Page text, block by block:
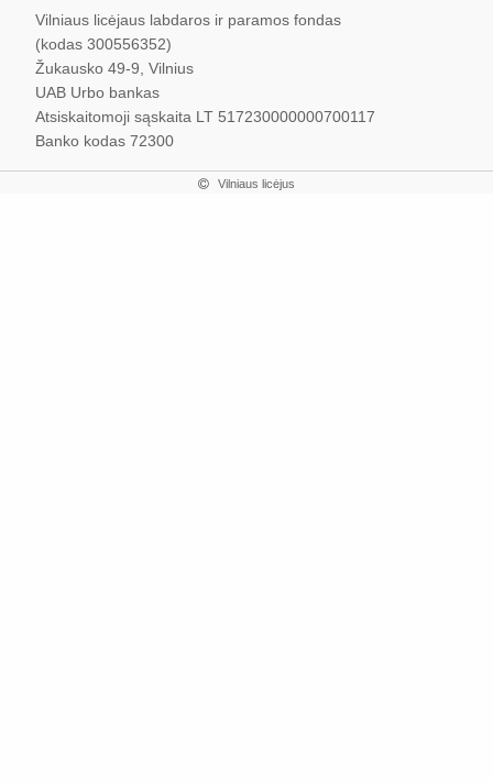
Vilniaus licėjaus labdaros ir paramos fondas
(kodas 300556352)
Žukausko 49-9, Vilnius
UAB Urbo bankas
Atsiskaitomoji sąskaita LT 517230000000700117
Banko kodas 72300
Vilniaus licėjus